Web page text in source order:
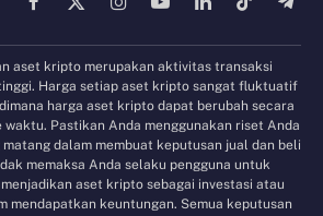
Facebook
X
InstagramYouTubeLinkedInTikTok
aset kripto merupakan aktivitas transaksi
Harga setiap aset kripto sangat fluktuatif
harga aset kripto dapat berubah secara
Pastikan Anda menggunakan riset Anda
dalam membuat keputusan jual dan beli
memaksa Anda selaku pengguna untuk
aset kripto sebagai investasi atau
mendapatkan keuntungan. Semua keputusan